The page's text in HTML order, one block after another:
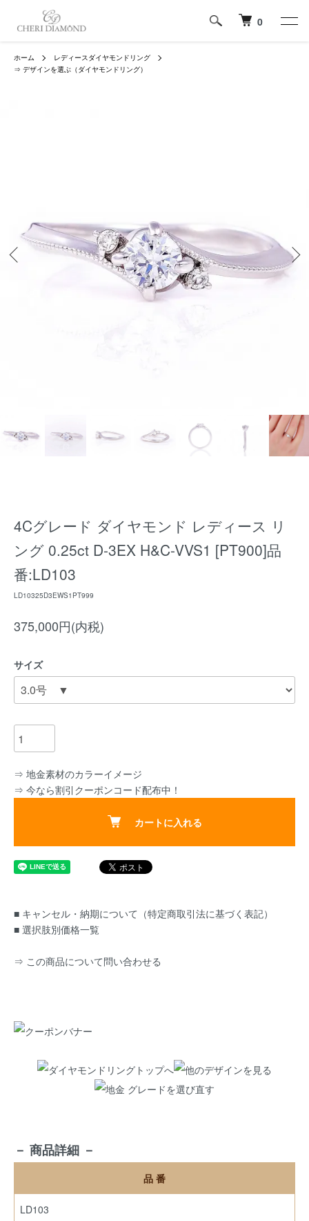
0
ホーム
レディースダイヤモンドリング
⇒ デザインを選ぶ（ダイヤモンドリング）
4Cグレード ダイヤモンド レディース リ
ング 0.25ct D-3EX H&C-VVS1 [PT900]品
番:LD103
LD10325D3EWS1PT999
375,000円(内税)
サイズ
⇒ 地金素材のカラーイメージ
⇒ 今なら割引クーポンコード配布中！
カートに入れる
■ キャンセル・納期について（特定商取引法に基づく表記）
■ 選択肢別価格一覧
⇒ この商品について問い合わせる
－ 商品詳細 －
品 番
LD103